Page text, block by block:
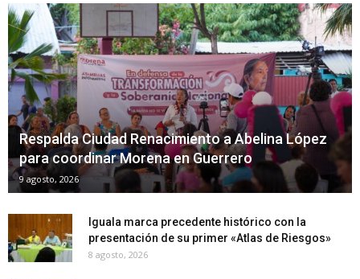
Respalda Ciudad Renacimiento a Abelina López
para coordinar Morena en Guerrero
9 agosto, 2026
Iguala marca precedente histórico con la
presentación de su primer «Atlas de Riesgos»
8 agosto, 2026